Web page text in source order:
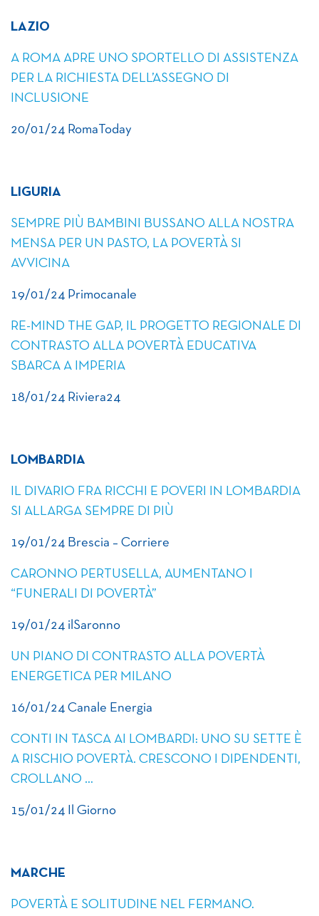
LAZIO
A ROMA APRE UNO SPORTELLO DI ASSISTENZA
PER LA RICHIESTA DELL’ASSEGNO DI
INCLUSIONE
20/01/24 RomaToday
LIGURIA
SEMPRE PIÙ BAMBINI BUSSANO ALLA NOSTRA
MENSA PER UN PASTO, LA POVERTÀ SI
AVVICINA
19/01/24 Primocanale
RE-MIND THE GAP, IL PROGETTO REGIONALE DI
CONTRASTO ALLA POVERTÀ EDUCATIVA
SBARCA A IMPERIA
18/01/24 Riviera24
LOMBARDIA
IL DIVARIO FRA RICCHI E POVERI IN LOMBARDIA
SI ALLARGA SEMPRE DI PIÙ
19/01/24 Brescia – Corriere
CARONNO PERTUSELLA, AUMENTANO I
“FUNERALI DI POVERTÀ”
19/01/24 ilSaronno
UN PIANO DI CONTRASTO ALLA POVERTÀ
ENERGETICA PER MILANO
16/01/24 Canale Energia
CONTI IN TASCA AI LOMBARDI: UNO SU SETTE È
A RISCHIO POVERTÀ. CRESCONO I DIPENDENTI,
CROLLANO …
15/01/24 Il Giorno
MARCHE
POVERTÀ E SOLITUDINE NEL FERMANO.